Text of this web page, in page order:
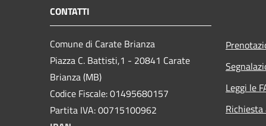
CONTATTI
Comune di Carate Brianza
Piazza C. Battisti,1 - 20841 Carate
Brianza (MB)
Codice Fiscale: 01495680157
Partita IVA: 00715100962
Leggi le